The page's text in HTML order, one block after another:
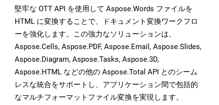
堅牢な OTT API を使用して Aspose.Words ファイルを
HTML に変換することで、ドキュメント変換ワークフロ
ーを強化します。この強力なソリューションは、
Aspose.Cells, Aspose.PDF, Aspose.Email, Aspose.Slides,
Aspose.Diagram, Aspose.Tasks, Aspose.3D,
Aspose.HTML などの他の Aspose.Total API とのシーム
レスな統合をサポートし、アプリケーション間で包括的
なマルチフォーマットファイル変換を実現します。